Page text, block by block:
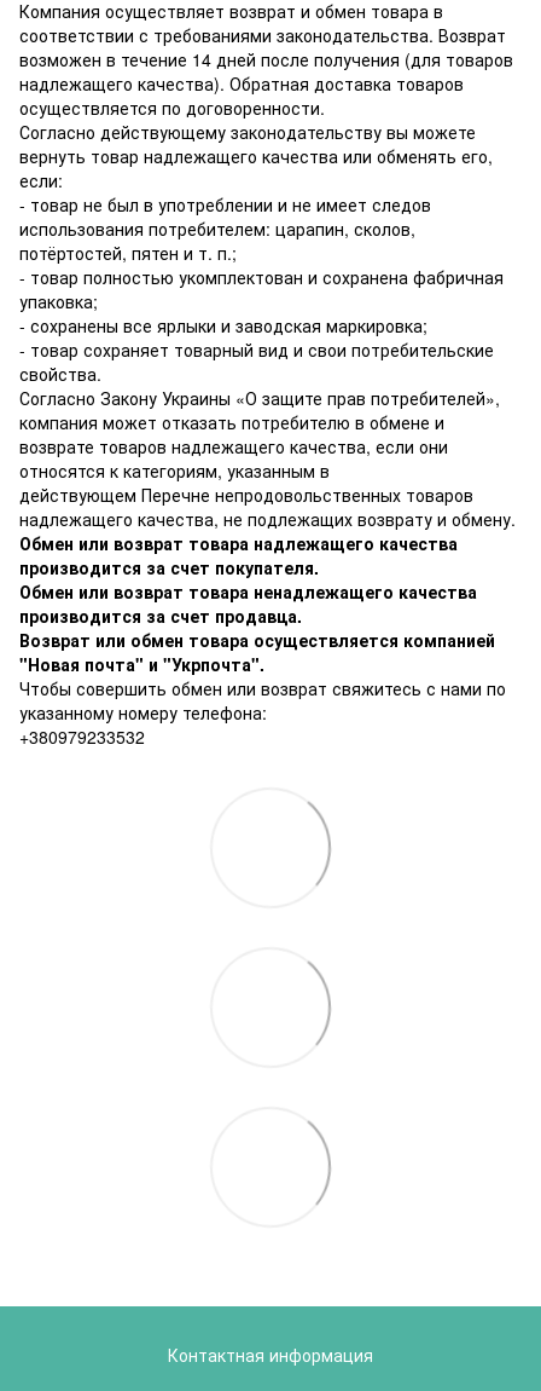
Компания осуществляет возврат и обмен товара в
соответствии с требованиями законодательства. Возврат
возможен в течение 14 дней после получения (для товаров
надлежащего качества). Обратная доставка товаров
осуществляется по договоренности.
Согласно действующему законодательству вы можете
вернуть товар надлежащего качества или обменять его,
если:
- товар не был в употреблении и не имеет следов
использования потребителем: царапин, сколов,
потёртостей, пятен и т. п.;
- товар полностью укомплектован и сохранена фабричная
упаковка;
- сохранены все ярлыки и заводская маркировка;
- товар сохраняет товарный вид и свои потребительские
свойства.
Согласно Закону Украины «О защите прав потребителей»,
компания может отказать потребителю в обмене и
возврате товаров надлежащего качества, если они
относятся к категориям, указанным в
действующем Перечне непродовольственных товаров
надлежащего качества, не подлежащих возврату и обмену.
Обмен или возврат товара надлежащего качества
производится за счет покупателя.
Обмен или возврат товара ненадлежащего качества
производится за счет продавца.
Возврат или обмен товара осуществляется компанией
"Новая почта" и "Укрпочта".
Чтобы совершить обмен или возврат свяжитесь с нами по
указанному номеру телефона:
+380979233532
Контактная информация